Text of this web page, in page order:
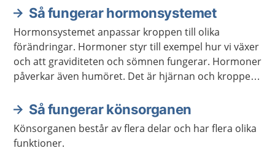
Så fungerar hormonsystemet
Hormonsystemet anpassar kroppen till olika
förändringar. Hormoner styr till exempel hur vi växer
och att graviditeten och sömnen fungerar. Hormoner
påverkar även humöret. Det är hjärnan och kroppen
behöver bildas.
Så fungerar könsorganen
Könsorganen består av flera delar och har flera olika
funktioner.